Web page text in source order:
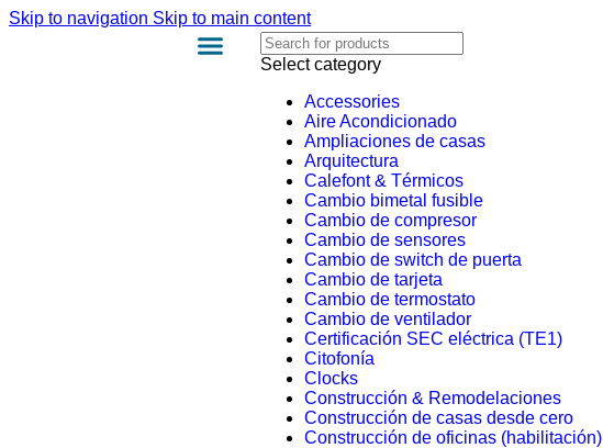
Skip to navigation Skip to main content
Select category
Accessories
Aire Acondicionado
Ampliaciones de casas
Arquitectura
Calefont & Térmicos
Cambio bimetal fusible
Cambio de compresor
Cambio de sensores
Cambio de switch de puerta
Cambio de tarjeta
Cambio de termostato
Cambio de ventilador
Certificación SEC eléctrica (TE1)
Citofonía
Clocks
Construcción & Remodelaciones
Construcción de casas desde cero
Construcción de oficinas (habilitación)